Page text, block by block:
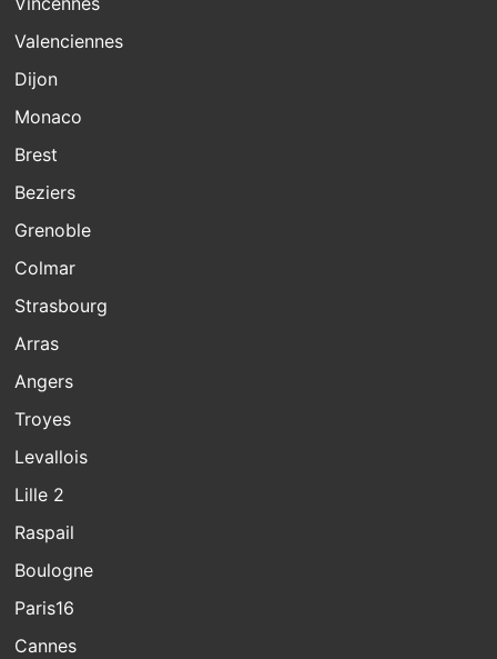
Valenciennes
Dijon
Monaco
Brest
Beziers
Grenoble
Colmar
Strasbourg
Arras
Angers
Troyes
Levallois
Lille 2
Raspail
Boulogne
Paris16
Cannes